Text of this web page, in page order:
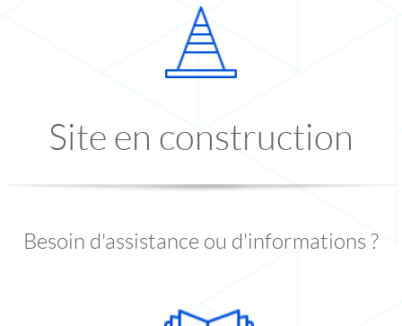
Site en construction
Besoin d'assistance ou d'informations ?